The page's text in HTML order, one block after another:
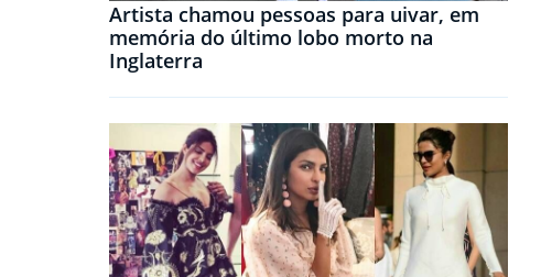
Artista chamou pessoas para uivar, em
memória do último lobo morto na
Inglaterra